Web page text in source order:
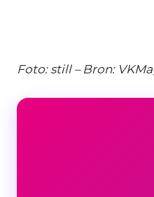
Foto: still – Bron: